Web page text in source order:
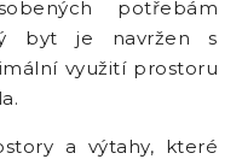
potřebám
byt je navržen s
využití prostoru
a výtahy, které